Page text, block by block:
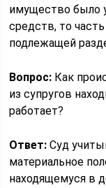
имущество было
средств, то
подлежащей
Вопрос: Как
из супругов
работает?
Ответ: Суд
материальное
находящемуся в